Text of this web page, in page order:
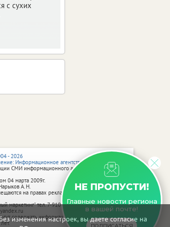
изменения настроек, вы даете согласие на
с сухих
НЕ ПРОПУСТИ!
Главные новости региона
в вашей почте!
- 2026
Информационное агентство vRossii.ru
СМИ информационного агентства vRossii.ru
04 марта 2009г.
А. Н.
на правах рекламы.
маркетинг" тел. 7-910-267-70-40,
содержать информацию, не предназначенную